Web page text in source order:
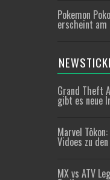
Pokemon
erscheint am
Grand Theft
gibt es neue
Marvel
Vidoes zu
MX vs ATV